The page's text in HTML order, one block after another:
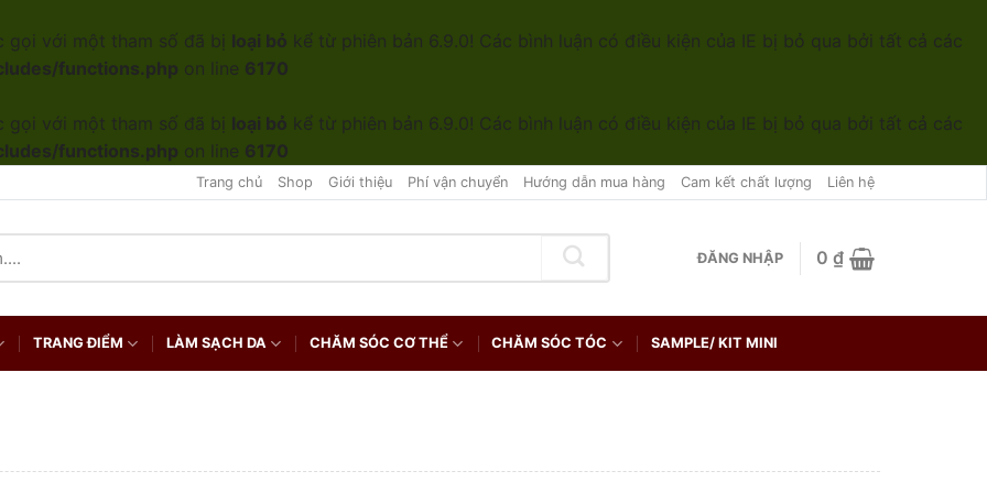
gọi với một tham số đã bị loại bỏ kể từ phiên bản 6.9.0! Các bình luận có điều kiện của IE bị bỏ qua bởi tất cả các
functions.php on line 6170
gọi với một tham số đã bị loại bỏ kể từ phiên bản 6.9.0! Các bình luận có điều kiện của IE bị bỏ qua bởi tất cả các
functions.php on line 6170
Trang chủ Shop Giới thiệu Phí vận chuyển Hướng dẫn mua hàng Cam kết chất lượng Liên hệ
ĐĂNG NHẬP 0 ₫
TRANG ĐIỂM LÀM SẠCH DA CHĂM SÓC CƠ THỂ CHĂM SÓC TÓC SAMPLE/ KIT MINI